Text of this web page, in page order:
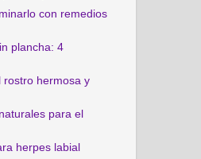
con remedios
plancha: 4
rostro hermosa y
para el
herpes labial